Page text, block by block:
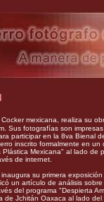
mexicana, realiza su
Sus fotografías son
participar en la 8va Bienal
inscrito formalmente en
Mexicana" al lado de
de internet.
su primera
un artículo de análisis
del programa "Despierta
de Jchitán Oaxaca al lado